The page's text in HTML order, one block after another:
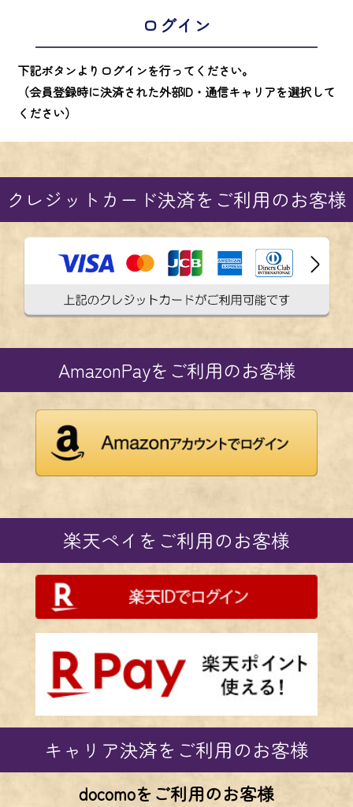
ログイン
下記ボタンよりログインを行ってください。
（会員登録時に決済された外部ID・通信キャリアを選択して
ください）
クレジットカード決済をご利用のお客様
・メールアドレス
・パスワード
AmazonPayをご利用のお客様
楽天ペイをご利用のお客様
キャリア決済をご利用のお客様
docomoをご利用のお客様